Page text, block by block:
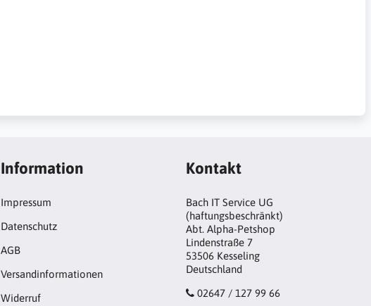
Information
Impressum
Datenschutz
AGB
Versandinformationen
Widerruf
Kontakt
Bach IT Service UG
(haftungsbeschränkt)
Abt. Alpha-Petshop
Lindenstraße 7
53506 Kesseling
Deutschland
02647 / 127 99 66